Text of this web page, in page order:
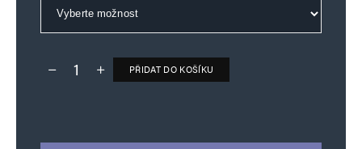
Deník TO – verze bez reklam množství
PŘIDAT DO KOŠÍKU